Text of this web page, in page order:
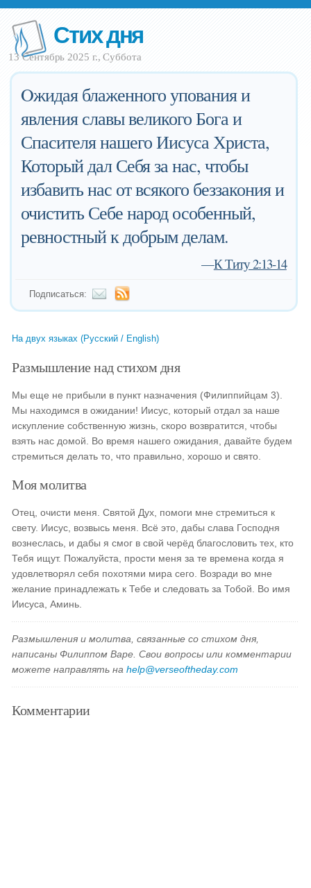
Стих дня
13 Сентябрь 2025 г., Суббота
Oжидая блаженного упования и
явления славы великого Бога и
Спасителя нашего Иисуса Христа,
Который дал Себя за нас, чтобы
избавить нас от всякого беззакония и
очистить Себе народ особенный,
ревностный к добрым делам.
—К Титу 2:13-14
Подписаться:
На двух языках (Русский / English)
Размышление над стихом дня
Мы еще не прибыли в пункт назначения (Филиппийцам 3).
Мы находимся в ожидании! Иисус, который отдал за наше
искупление собственную жизнь, скоро возвратится, чтобы
взять нас домой. Во время нашего ожидания, давайте будем
стремиться делать то, что правильно, хорошо и свято.
Моя молитва
Отец, очисти меня. Святой Дух, помоги мне стремиться к
свету. Иисус, возвысь меня. Всё это, дабы слава Господня
вознеслась, и дабы я смог в свой черёд благословить тех, кто
Тебя ищут. Пожалуйста, прости меня за те времена когда я
удовлетворял себя похотями мира сего. Возради во мне
желание принадлежать к Тебе и следовать за Тобой. Во имя
Иисуса, Aминь.
Размышления и молитва, связанные со стихом дня,
написаны Филиппом Варе. Свои вопросы или комментарии
можете направлять наhelp@verseoftheday.com
Комментарии